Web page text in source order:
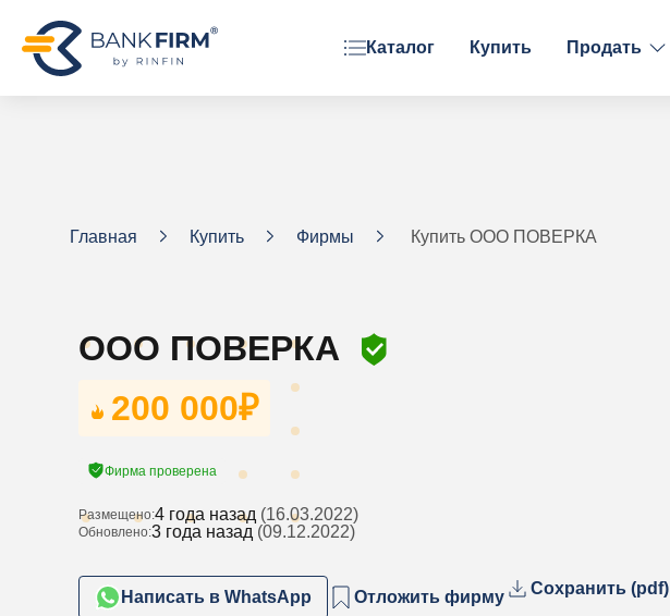
Каталог Купить Продать
ЗАО
С расчётным счётом
Главная Купить Фирмы Купить ООО ПОВЕРКА
ООО ПОВЕРКА
200 000₽
Фирма проверена
Размещено:4 года назад (16.03.2022)
Обновлено:3 года назад (09.12.2022)
Написать в WhatsApp Отложить фирму Сохранить (pdf)